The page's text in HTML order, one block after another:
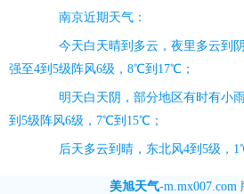
南京近期天气：
今天白天晴到多云，夜里多云到阴
强至4到5级阵风6级，8℃到17℃；
明天白天阴，部分地区有时有小雨
到5级阵风6级，7℃到15℃；
后天多云到晴，东北风4到5级，
美旭天气-m.mx007.com